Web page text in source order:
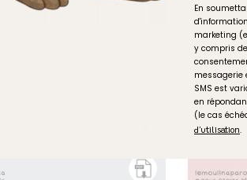
En
marketing
y compris
messagerie
SMS est
en
(le cas
d'utilisation.